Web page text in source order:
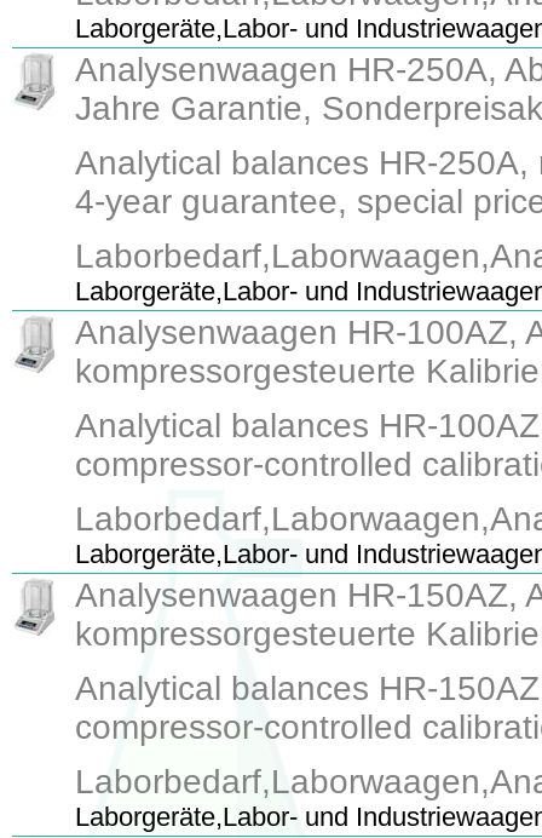
Laborgeräte,Labor- und
Analysenwaagen HR-250A,
Jahre Garantie,
Analytical balances HR-
4-year guarantee, special
Laborgeräte,Labor- und
Analysenwaagen HR-100AZ,
kompressorgesteuerte
Analytical balances HR-
compressor-controlled
Laborgeräte,Labor- und
Analysenwaagen HR-150AZ,
kompressorgesteuerte
Analytical balances HR-
compressor-controlled
Laborgeräte,Labor- und